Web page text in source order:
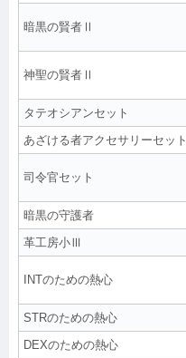
暗黒の賢者Ⅱ
神聖の賢者Ⅱ
タテオシアンセット
あざける者アクセサリーセット
司令官セット
暗黒の守護者
革工房小Ⅲ
INTのための熱心
STRのための熱心
DEXのための熱心